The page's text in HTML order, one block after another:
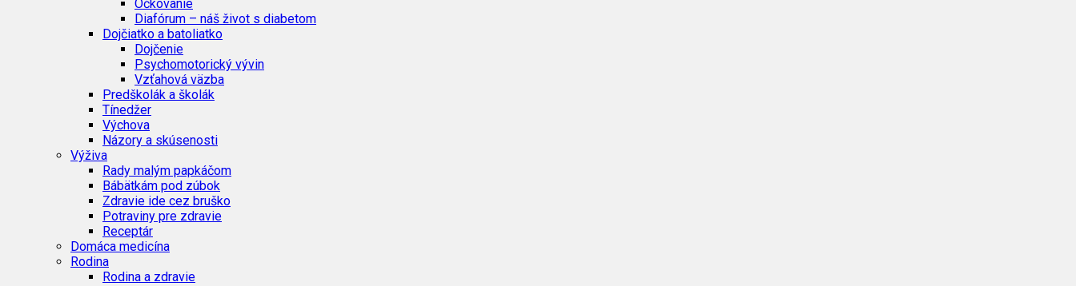
Očkovanie
Diafórum – náš život s diabetom
Dojčiatko a batoliatko
Dojčenie
Psychomotorický vývin
Vzťahová väzba
Predškolák a školák
Tínedžer
Výchova
Názory a skúsenosti
Výživa
Rady malým papkáčom
Bábätkám pod zúbok
Zdravie ide cez bruško
Potraviny pre zdravie
Receptár
Domáca medicína
Rodina
Rodina a zdravie